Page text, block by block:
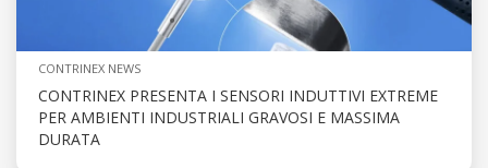
CONTRINEX NEWS
CONTRINEX PRESENTA I SENSORI INDUTTIVI EXTREME
PER AMBIENTI INDUSTRIALI GRAVOSI E MASSIMA
DURATA